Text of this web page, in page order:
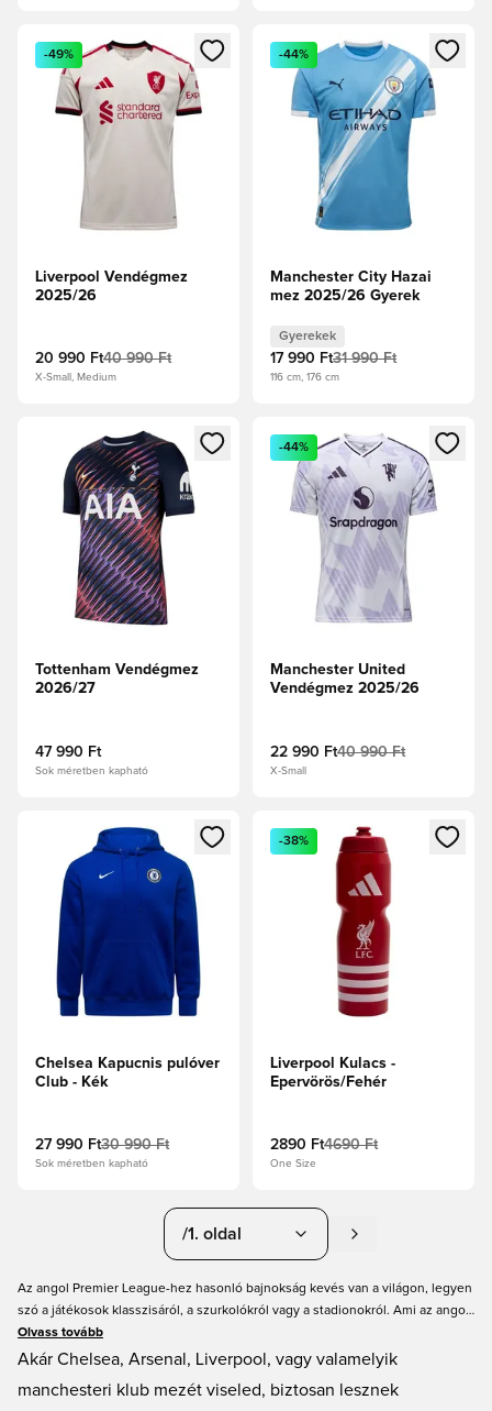
Megnyit egy modált a bejelentkezéshez vagy a tagként
-49%
Liverpool Vendégmez
2025/26
20 990 Ft40 990 Ft
X-Small, Medium
Megnyit egy modált a
-44%
Manchester City Hazai
mez 2025/26 Gyerek
Gyerekek
17 990 Ft31 990 Ft
116 cm, 176 cm
Megnyit egy modált a bejelentkezéshez vagy a tagként
Tottenham Vendégmez
2026/27
47 990 Ft
Sok méretben kapható
Megnyit egy modált a
-44%
Manchester United
Vendégmez 2025/26
22 990 Ft40 990 Ft
X-Small
Megnyit egy modált a bejelentkezéshez vagy a tagként
Chelsea Kapucnis pulóver
Club - Kék
27 990 Ft30 990 Ft
Sok méretben kapható
Megnyit egy modált a
-38%
Liverpool Kulacs -
Epervörös/Fehér
2890 Ft4690 Ft
One Size
/1. oldal
Az angol Premier League-hez hasonló bajnokság kevés van a világon, legyen
szó a játékosok klasszisáról, a szurkolókról vagy a stadionokról. Ami az angol
focimezeket illeti, a világ minden táján láthatunk embereket, akik viselik őket,
hogy megmutassák, melyik klubnak szurkolnak. Örömmel kínálunk hatalmas
egyéb termékből. Nézz körül online angol fociboltunkban, és készülj fel,
Olvass tovább
Akár Chelsea, Arsenal , Liverpool , vagy valamelyik
manchesteri klub mezét viseled, biztosan lesznek